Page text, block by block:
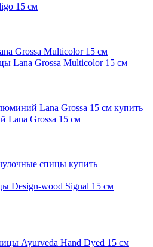
15 см
Lana Grossa Multicolor 15 см
Lana Grossa 15 см
Design-wood Signal 15 см